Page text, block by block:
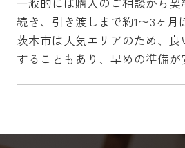
続き、引き渡しまで約1〜3ヶ月
茨木市は人気エリアのため、
することもあり、早めの準備が